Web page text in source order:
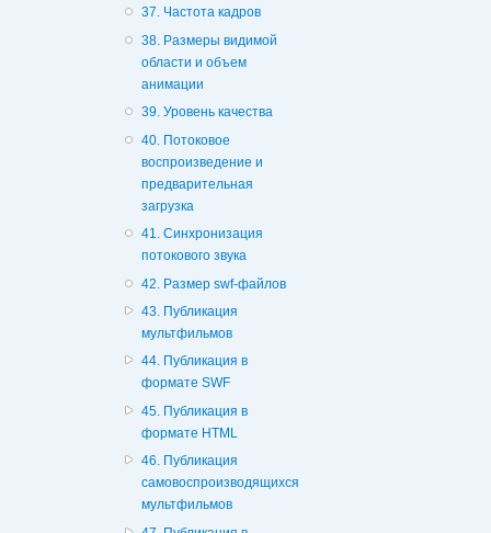
37. Частота кадров
38. Размеры видимой
области и объем
анимации
39. Уровень качества
40. Потоковое
воспроизведение и
предварительная
загрузка
41. Синхронизация
потокового звука
42. Размер swf-файлов
43. Публикация
мультфильмов
44. Публикация в
формате SWF
45. Публикация в
формате HTML
46. Публикация
самовоспроизводящихся
мультфильмов